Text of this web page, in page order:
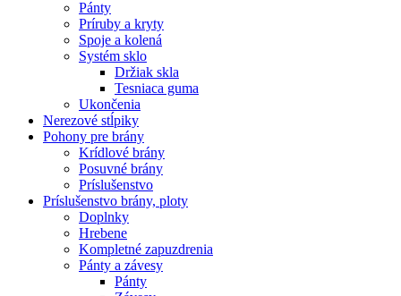
Pánty
Príruby a kryty
Spoje a kolená
Systém sklo
Držiak skla
Tesniaca guma
Ukončenia
Nerezové stĺpiky
Pohony pre brány
Krídlové brány
Posuvné brány
Príslušenstvo
Príslušenstvo brány, ploty
Doplnky
Hrebene
Kompletné zapuzdrenia
Pánty a závesy
Pánty